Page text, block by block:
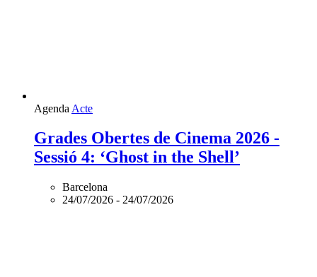
Agenda Acte
Grades Obertes de Cinema 2026 -
Sessió 4: ‘Ghost in the Shell’
Barcelona
24/07/2026 - 24/07/2026